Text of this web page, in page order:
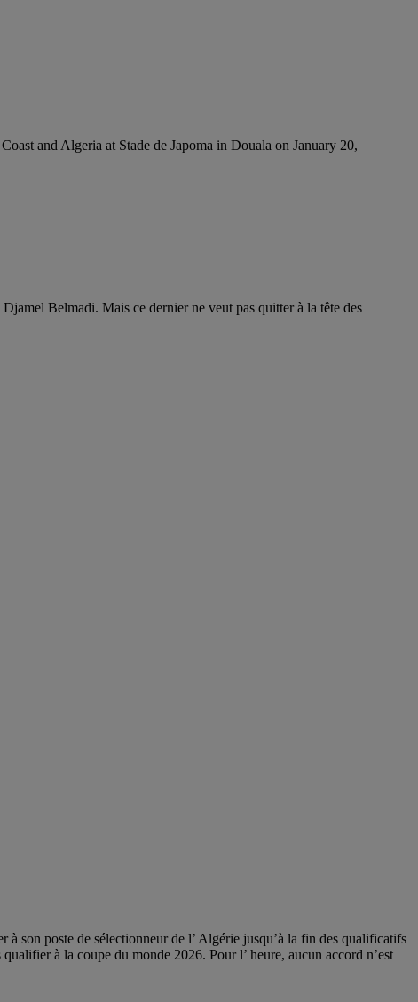
and Algeria at Stade de Japoma in Douala on January 20,
Belmadi. Mais ce dernier ne veut pas quitter à la tête des
son poste de sélectionneur de l’ Algérie jusqu’à la fin des qualificatifs
à la coupe du monde 2026. Pour l’ heure, aucun accord n’est